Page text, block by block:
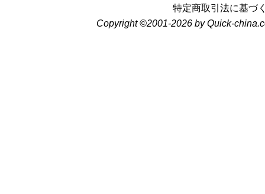
特定商取引法に基づ
Copyright ©2001-2026 by Quick-